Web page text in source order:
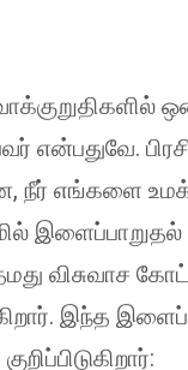
என்பதுவே.
நீர் எங்களை
விசுவாச
இந்த